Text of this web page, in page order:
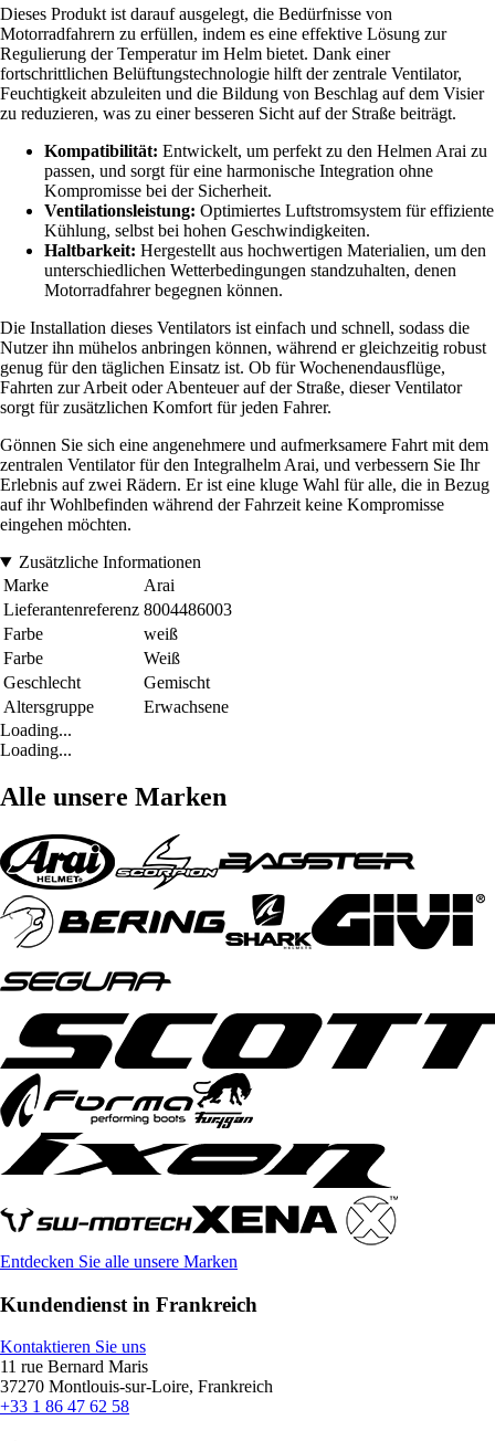
Dieses Produkt ist darauf ausgelegt, die Bedürfnisse von
Motorradfahrern zu erfüllen, indem es eine effektive Lösung zur
Regulierung der Temperatur im Helm bietet. Dank einer
fortschrittlichen Belüftungstechnologie hilft der zentrale Ventilator,
Feuchtigkeit abzuleiten und die Bildung von Beschlag auf dem Visier
zu reduzieren, was zu einer besseren Sicht auf der Straße beiträgt.
Kompatibilität: Entwickelt, um perfekt zu den Helmen Arai zu
passen, und sorgt für eine harmonische Integration ohne
Kompromisse bei der Sicherheit.
Ventilationsleistung: Optimiertes Luftstromsystem für effiziente
Kühlung, selbst bei hohen Geschwindigkeiten.
Haltbarkeit: Hergestellt aus hochwertigen Materialien, um den
unterschiedlichen Wetterbedingungen standzuhalten, denen
Motorradfahrer begegnen können.
Die Installation dieses Ventilators ist einfach und schnell, sodass die
Nutzer ihn mühelos anbringen können, während er gleichzeitig robust
genug für den täglichen Einsatz ist. Ob für Wochenendausflüge,
Fahrten zur Arbeit oder Abenteuer auf der Straße, dieser Ventilator
sorgt für zusätzlichen Komfort für jeden Fahrer.
Gönnen Sie sich eine angenehmere und aufmerksamere Fahrt mit dem
zentralen Ventilator für den Integralhelm Arai, und verbessern Sie Ihr
Erlebnis auf zwei Rädern. Er ist eine kluge Wahl für alle, die in Bezug
auf ihr Wohlbefinden während der Fahrzeit keine Kompromisse
eingehen möchten.
Zusätzliche Informationen
Marke
Arai
Lieferantenreferenz 8004486003
Farbe
weiß
Farbe
Weiß
Geschlecht
Gemischt
Altersgruppe
Erwachsene
Loading...
Loading...
Alle unsere Marken
Entdecken Sie alle unsere Marken
Kundendienst in Frankreich
Kontaktieren Sie uns
11 rue Bernard Maris
37270 Montlouis-sur-Loire, Frankreich
+33 1 86 47 62 58